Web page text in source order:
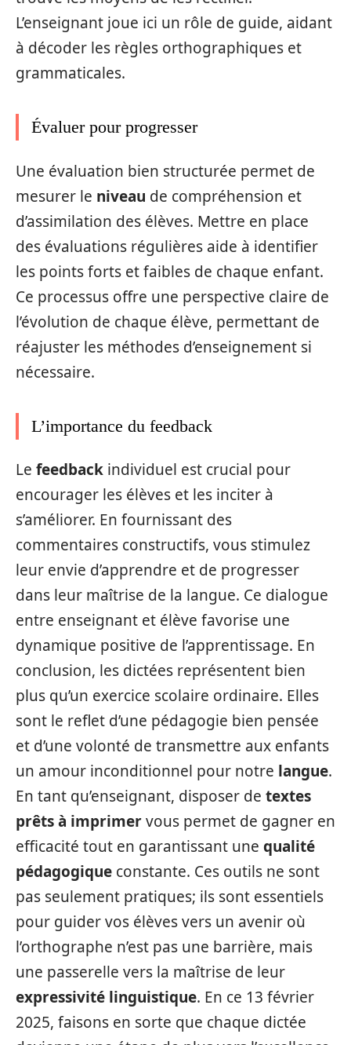
L’enseignant joue ici un rôle de guide, aidant
à décoder les règles orthographiques et
grammaticales.
Évaluer pour progresser
Une évaluation bien structurée permet de
mesurer le niveau de compréhension et
d’assimilation des élèves. Mettre en place
des évaluations régulières aide à identifier
les points forts et faibles de chaque enfant.
Ce processus offre une perspective claire de
l’évolution de chaque élève, permettant de
réajuster les méthodes d’enseignement si
nécessaire.
L’importance du feedback
Le feedback individuel est crucial pour
encourager les élèves et les inciter à
s’améliorer. En fournissant des
commentaires constructifs, vous stimulez
leur envie d’apprendre et de progresser
dans leur maîtrise de la langue. Ce dialogue
entre enseignant et élève favorise une
dynamique positive de l’apprentissage. En
conclusion, les dictées représentent bien
plus qu’un exercice scolaire ordinaire. Elles
sont le reflet d’une pédagogie bien pensée
et d’une volonté de transmettre aux enfants
un amour inconditionnel pour notre langue.
En tant qu’enseignant, disposer de textes
prêts à imprimervous permet de gagner en
efficacité tout en garantissant une qualité
pédagogique constante. Ces outils ne sont
pas seulement pratiques; ils sont essentiels
pour guider vos élèves vers un avenir où
l’orthographe n’est pas une barrière, mais
une passerelle vers la maîtrise de leur
expressivité linguistique. En ce 13 février
2025, faisons en sorte que chaque dictée